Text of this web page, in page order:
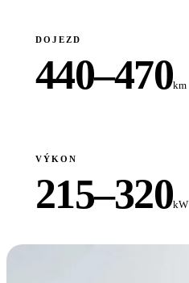
DOJEZD
440–470km
VÝKON
215–320kW